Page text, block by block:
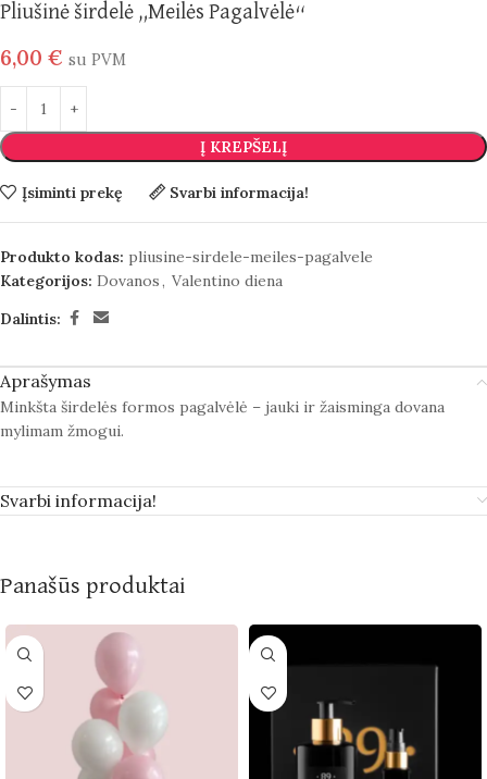
Pliušinė širdelė „Meilės Pagalvėlė“
6,00 € su PVM
Į KREPŠELĮ
Įsiminti prekę Svarbi informacija!
Produkto kodas: pliusine-sirdele-meiles-pagalvele
Kategorijos: Dovanos, Valentino diena
Dalintis:
Aprašymas
Minkšta širdelės formos pagalvėlė – jauki ir žaisminga dovana
mylimam žmogui.
Svarbi informacija!
Panašūs produktai